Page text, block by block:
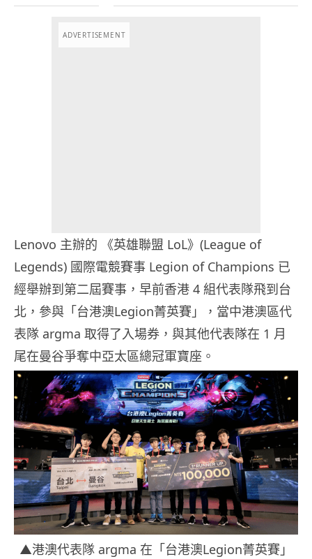
ADVERTISEMENT
Lenovo 主辦的 《英雄聯盟 LoL》(League of
Legends) 國際電競賽事 Legion of Champions 已
經舉辦到第二屆賽事，早前香港 4 組代表隊飛到台
北，參與「台港澳Legion菁英賽」，當中港澳區代
表隊 argma 取得了入場券，與其他代表隊在 1 月
尾在曼谷爭奪中亞太區總冠軍寶座。
▲港澳代表隊 argma 在「台港澳Legion菁英賽」